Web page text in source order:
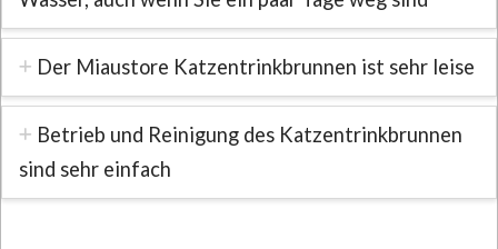
Der Miaustore Katzentrinkbrunnen ist sehr leise
Betrieb und Reinigung des Katzentrinkbrunnen
sind sehr einfach